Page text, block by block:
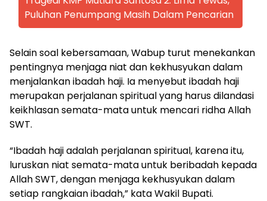
Puluhan Penumpang Masih Dalam Pencarian
Selain soal kebersamaan, Wabup turut menekankan
pentingnya menjaga niat dan kekhusyukan dalam
menjalankan ibadah haji. Ia menyebut ibadah haji
merupakan perjalanan spiritual yang harus dilandasi
keikhlasan semata-mata untuk mencari ridha Allah
SWT.
“Ibadah haji adalah perjalanan spiritual, karena itu,
luruskan niat semata-mata untuk beribadah kepada
Allah SWT, dengan menjaga kekhusyukan dalam
setiap rangkaian ibadah,” kata Wakil Bupati.